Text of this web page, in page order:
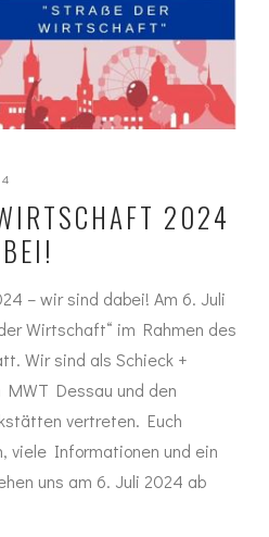
2024 –
– wir sind dabei! Am 6. Juli
Wirtschaft“ im Rahmen des
Wir sind als Schieck +
Dessau und den
vertreten. Euch
viele Informationen und ein
uns am 6. Juli 2024 ab